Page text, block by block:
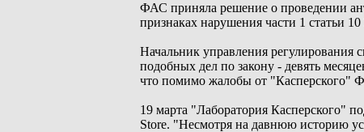
ФАС приняла решение о проведении
признаках нарушения части 1 статьи
Начальник управления
подобных дел по закону - девять
что помимо жалобы от "Касперского"
19 марта "Лаборатория Касперского"
Store. "Несмотря на давнюю историю